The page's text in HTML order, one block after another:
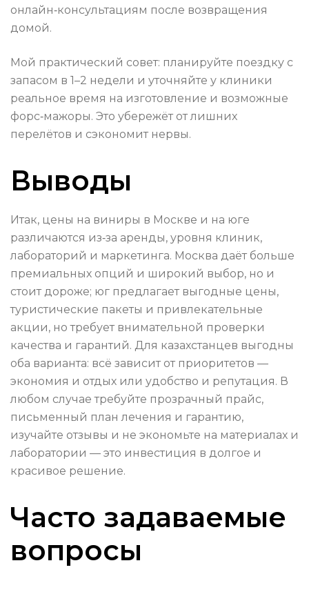
онлайн‑консультациям после возвращения
домой.
Мой практический совет: планируйте поездку с
запасом в 1–2 недели и уточняйте у клиники
реальное время на изготовление и возможные
форс‑мажоры. Это убережёт от лишних
перелётов и сэкономит нервы.
Выводы
Итак, цены на виниры в Москве и на юге
различаются из‑за аренды, уровня клиник,
лабораторий и маркетинга. Москва даёт больше
премиальных опций и широкий выбор, но и
стоит дороже; юг предлагает выгодные цены,
туристические пакеты и привлекательные
акции, но требует внимательной проверки
качества и гарантий. Для казахстанцев выгодны
оба варианта: всё зависит от приоритетов —
экономия и отдых или удобство и репутация. В
любом случае требуйте прозрачный прайс,
письменный план лечения и гарантию,
изучайте отзывы и не экономьте на материалах и
лаборатории — это инвестиция в долгое и
красивое решение.
Часто задаваемые
вопросы